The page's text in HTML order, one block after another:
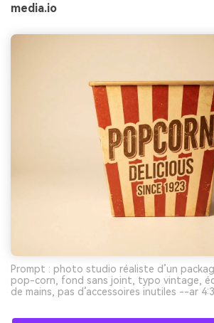
media.io
Prompt : photo studio réaliste d’un
pop-corn, fond sans joint, typo vintage,
de mains, pas d’accessoires inutiles --ar 4:3